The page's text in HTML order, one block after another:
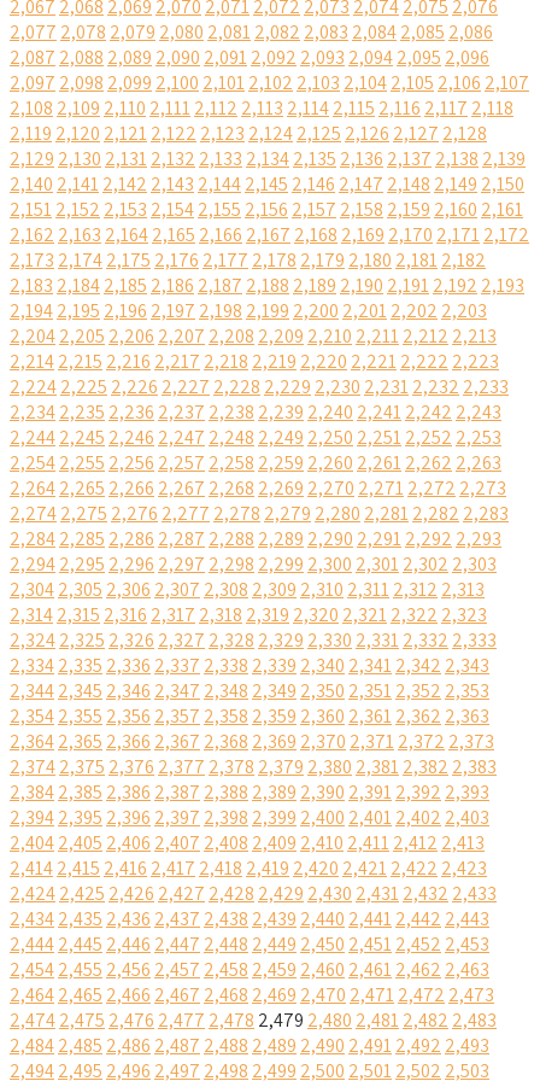
2,067 2,068 2,069 2,070 2,0712,072 2,073 2,0742,075 2,076
2,077 2,078 2,079 2,080 2,0812,082 2,083 2,0842,085 2,086
2,087 2,088 2,089 2,090 2,0912,092 2,093 2,0942,095 2,096
2,097 2,098 2,099 2,100 2,1012,102 2,103 2,1042,105 2,106 2,107
2,108 2,109 2,110 2,1112,112 2,113 2,1142,115 2,116 2,117 2,118
2,119 2,120 2,1212,122 2,123 2,1242,125 2,126 2,127 2,128
2,129 2,130 2,1312,132 2,133 2,1342,135 2,136 2,137 2,138 2,139
2,140 2,1412,142 2,143 2,1442,145 2,146 2,147 2,148 2,149 2,150
2,1512,152 2,153 2,1542,155 2,156 2,157 2,158 2,159 2,160 2,161
2,162 2,163 2,1642,165 2,166 2,167 2,168 2,169 2,170 2,1712,172
2,173 2,1742,175 2,176 2,177 2,178 2,179 2,180 2,1812,182
2,183 2,1842,185 2,186 2,187 2,188 2,189 2,190 2,1912,192 2,193
2,1942,195 2,196 2,197 2,198 2,199 2,200 2,2012,202 2,203
2,2042,205 2,206 2,207 2,208 2,209 2,210 2,2112,212 2,213
2,2142,215 2,216 2,217 2,218 2,219 2,220 2,2212,222 2,223
2,2242,225 2,226 2,227 2,228 2,229 2,230 2,2312,232 2,233
2,2342,235 2,236 2,237 2,238 2,239 2,240 2,2412,242 2,243
2,2442,245 2,246 2,247 2,248 2,249 2,250 2,2512,252 2,253
2,2542,255 2,256 2,257 2,258 2,259 2,260 2,2612,262 2,263
2,2642,265 2,266 2,267 2,268 2,269 2,270 2,2712,272 2,273
2,2742,275 2,276 2,277 2,278 2,279 2,280 2,2812,282 2,283
2,2842,285 2,286 2,287 2,288 2,289 2,290 2,2912,292 2,293
2,2942,295 2,296 2,297 2,298 2,299 2,300 2,3012,302 2,303
2,3042,305 2,306 2,307 2,308 2,309 2,310 2,3112,312 2,313
2,3142,315 2,316 2,317 2,318 2,319 2,320 2,3212,322 2,323
2,3242,325 2,326 2,327 2,328 2,329 2,330 2,3312,332 2,333
2,3342,335 2,336 2,337 2,338 2,339 2,340 2,3412,342 2,343
2,3442,345 2,346 2,347 2,348 2,349 2,350 2,3512,352 2,353
2,3542,355 2,356 2,357 2,358 2,359 2,360 2,3612,362 2,363
2,3642,365 2,366 2,367 2,368 2,369 2,370 2,3712,372 2,373
2,3742,375 2,376 2,377 2,378 2,379 2,380 2,3812,382 2,383
2,3842,385 2,386 2,387 2,388 2,389 2,390 2,3912,392 2,393
2,3942,395 2,396 2,397 2,398 2,399 2,400 2,4012,402 2,403
2,4042,405 2,406 2,407 2,408 2,409 2,410 2,4112,412 2,413
2,4142,415 2,416 2,417 2,418 2,419 2,420 2,4212,422 2,423
2,4242,425 2,426 2,427 2,428 2,429 2,430 2,4312,432 2,433
2,4342,435 2,436 2,437 2,438 2,439 2,440 2,4412,442 2,443
2,4442,445 2,446 2,447 2,448 2,449 2,450 2,4512,452 2,453
2,4542,455 2,456 2,457 2,458 2,459 2,460 2,4612,462 2,463
2,4642,465 2,466 2,467 2,468 2,469 2,470 2,4712,472 2,473
2,4742,475 2,476 2,477 2,478 2,479 2,480 2,4812,482 2,483
2,4842,485 2,486 2,487 2,488 2,489 2,490 2,4912,492 2,493
2,4942,495 2,496 2,497 2,498 2,499 2,500 2,5012,502 2,503